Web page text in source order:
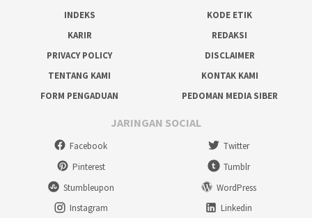
INDEKS
KODE ETIK
KARIR
REDAKSI
PRIVACY POLICY
DISCLAIMER
TENTANG KAMI
KONTAK KAMI
FORM PENGADUAN
PEDOMAN MEDIA SIBER
JARINGAN SOCIAL
Facebook
Twitter
Pinterest
Tumblr
Stumbleupon
WordPress
Instagram
Linkedin